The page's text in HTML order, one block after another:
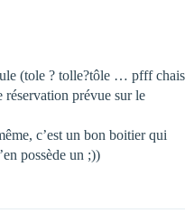
(tole ? tolle?tôle … pfff chais
réservation prévue sur le
c’est un bon boitier qui
possède un ;))